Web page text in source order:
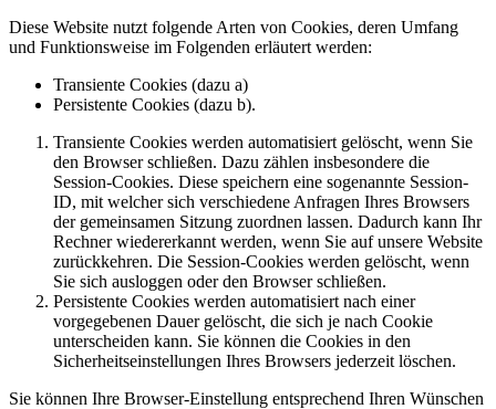
Diese Website nutzt folgende Arten von Cookies, deren Umfang
und Funktionsweise im Folgenden erläutert werden:
Transiente Cookies (dazu a)
Persistente Cookies (dazu b).
Transiente Cookies werden automatisiert gelöscht, wenn Sie
den Browser schließen. Dazu zählen insbesondere die
Session-Cookies. Diese speichern eine sogenannte Session-
ID, mit welcher sich verschiedene Anfragen Ihres Browsers
der gemeinsamen Sitzung zuordnen lassen. Dadurch kann Ihr
Rechner wiedererkannt werden, wenn Sie auf unsere Website
zurückkehren. Die Session-Cookies werden gelöscht, wenn
Sie sich ausloggen oder den Browser schließen.
Persistente Cookies werden automatisiert nach einer
vorgegebenen Dauer gelöscht, die sich je nach Cookie
unterscheiden kann. Sie können die Cookies in den
Sicherheitseinstellungen Ihres Browsers jederzeit löschen.
Sie können Ihre Browser-Einstellung entsprechend Ihren Wünschen